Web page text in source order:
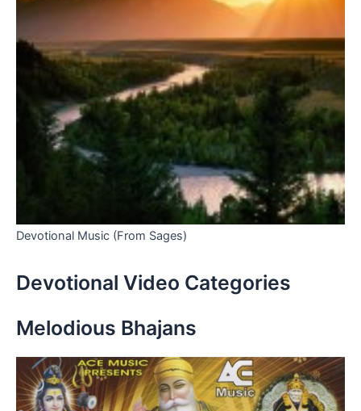
Devotional Music (From Sages)
Devotional Video Categories
Melodious Bhajans